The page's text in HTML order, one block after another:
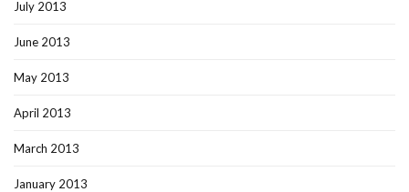
July 2013
June 2013
May 2013
April 2013
March 2013
January 2013